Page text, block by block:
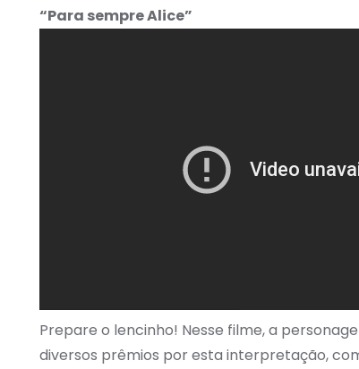
“Para sempre Alice”
Prepare o lencinho! Nesse filme, a
diversos prêmios por esta interpretação,